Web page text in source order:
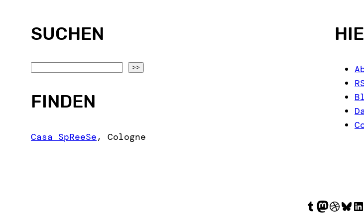
SUCHEN
a
r
h
>>
FINDEN
Casa SpReeSe,Cologne
Tumblr Mastodon Dribbble Bluesky LinkedIn